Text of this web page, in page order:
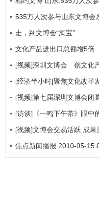
535万人次参与山东文博会
走，到文博会“淘宝”
文化产品进出口总额增5倍
[视频]深圳文博会 创文化
[经济半小时]聚焦文化改革
[视频]第七届深圳文博会闭
[访谈]《一鸣下午茶》眼中
[视频]文博会交易活跃 成果
焦点新闻播报 2010-05-15